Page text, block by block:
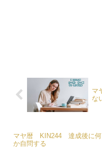
マ
な
マヤ暦 KIN244 達成後に何
か自問する